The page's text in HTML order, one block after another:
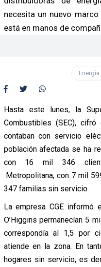
necesita un nuevo
está en manos de
Energía
Hasta este lunes, la
Combustibles (SEC),
contaban con servicio
población afectada se ha
con 16 mil 346
Metropolitana, con 7 mil
347 familias sin servicio.
La empresa CGE
O’Higgins permanecían 5
correspondía al 1,5 por
atiende en la zona. En
hogares sin servicio, es